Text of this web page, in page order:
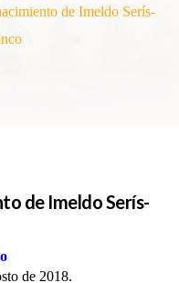
de Imeldo Serís-
de Imeldo Serís-
de 2018.